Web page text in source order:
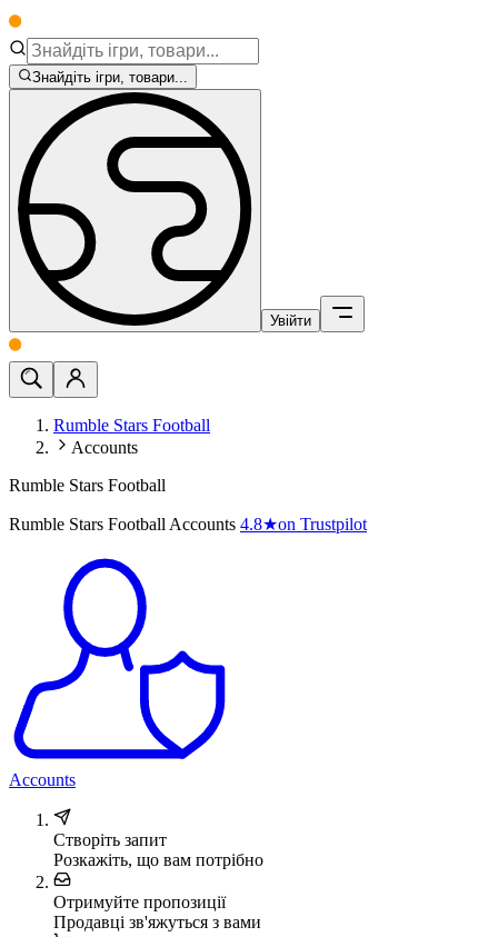
Знайдіть ігри, товари...
Увійти
Rumble Stars Football
Accounts
Rumble Stars Football
Rumble Stars Football Accounts 4.8★on Trustpilot
Accounts
Створіть запит
Розкажіть, що вам потрібно
Отримуйте пропозиції
Продавці зв'яжуться з вами